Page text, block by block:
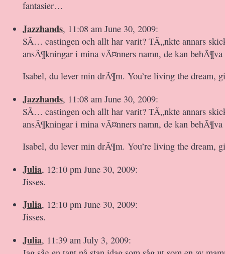
fantasier…
Jazzhands, 11:08 am June 30, 2009:
SÃ… castingen och allt har varit? TÃ„nkte annars
ansÃ¶kningar i mina vÃ¤nners namn, de kan
Isabel, du lever min drÃ¶m. You’re living the dream,
Jazzhands, 11:08 am June 30, 2009:
SÃ… castingen och allt har varit? TÃ„nkte annars
ansÃ¶kningar i mina vÃ¤nners namn, de kan
Isabel, du lever min drÃ¶m. You’re living the dream,
Julia, 12:10 pm June 30, 2009:
Jisses.
Julia, 12:10 pm June 30, 2009:
Jisses.
Julia, 11:39 am July 3, 2009: